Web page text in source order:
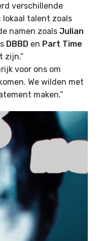
verschillende
lokaal talent zoals
namen zoals Julian
DBBD en Part Time
zijn.”
voor ons om
We wilden met
maken.”